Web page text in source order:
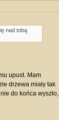
nad tobą
upust. Mam
drzewa miały tak
do końca wyszło,